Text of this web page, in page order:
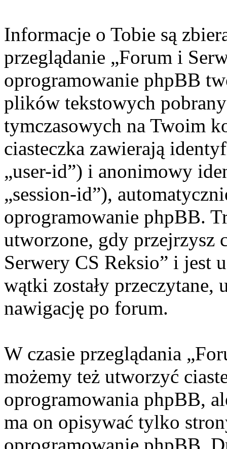
Informacje o Tobie są
przeglądanie „Forum i
oprogramowanie phpBB
plików tekstowych
tymczasowych na Twoim
ciasteczka zawierają
„user-id”) i anonimowy
„session-id”),
oprogramowanie phpBB.
utworzone, gdy przejrzysz
Serwery CS Reksio” i jest
wątki zostały przeczytane,
nawigację po forum.
W czasie przeglądania
możemy też utworzyć
oprogramowania phpBB,
ma on opisywać tylko
oprogramowanie phpBB.